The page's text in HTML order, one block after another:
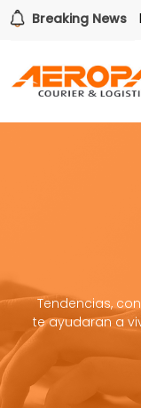
Breaking News
tiene sus
Tendencias,
te ayudaran a